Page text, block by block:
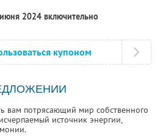
2024 включительно
купоном
вам потрясающий мир собственного
источник энергии,